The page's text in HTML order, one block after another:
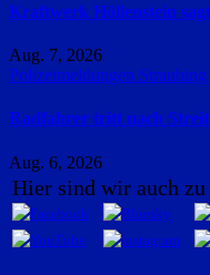
Kraftwerk Höllenstein
Aug. 7, 2026
Polizeimeldungen Straubing
Radfahrer tritt nach
Aug. 6, 2026
Hier sind wir auch